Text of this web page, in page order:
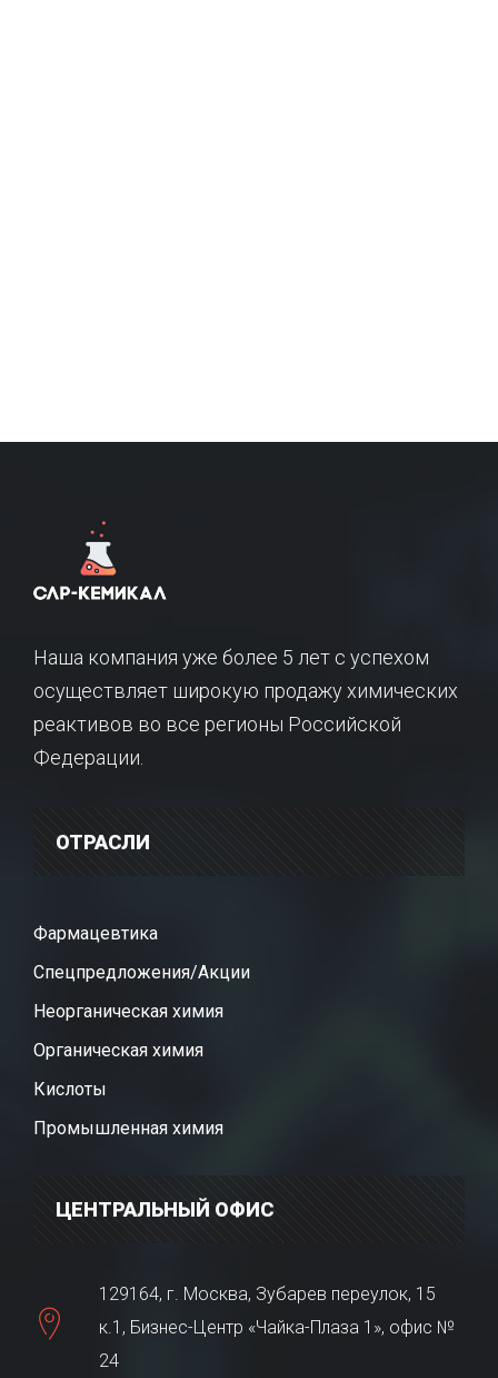
Наша компания уже более 5 лет с успехом
осуществляет широкую продажу химических
реактивов во все регионы Российской
Федерации.
ОТРАСЛИ
Фармацевтика
Спецпредложения/Акции
Неорганическая химия
Органическая химия
Кислоты
Промышленная химия
ЦЕНТРАЛЬНЫЙ ОФИС
129164, г. Москва, Зубарев переулок, 15
к.1, Бизнес-Центр «Чайка-Плаза 1», офис №
24